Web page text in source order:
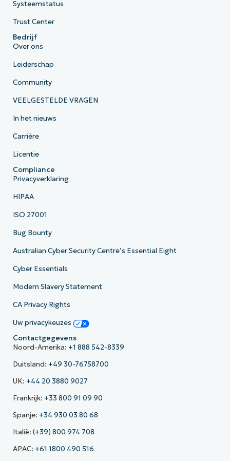
Systeemstatus
Trust Center
Bedrijf
Over ons
Leiderschap
Community
VEELGESTELDE VRAGEN
In het nieuws
Carrière
Licentie
Compliance
Privacyverklaring
HIPAA
ISO 27001
Bug Bounty
Australian Cyber Security Centre’s Essential Eight
Cyber Essentials
Modern Slavery Statement
CA Privacy Rights
Uw privacykeuzes
Contactgegevens
Noord-Amerika: +1 888 542-8339
Duitsland: +49 30-76758700
UK: +44 20 3880 9027
Frankrijk: +33 800 91 09 90
Spanje: +34 930 03 80 68
Italië: (+39) 800 974 708
APAC: +61 1800 490 516